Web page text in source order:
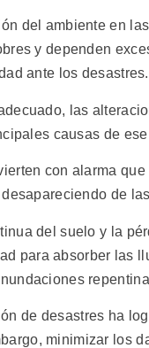
del ambiente en
y dependen
ante los desastres.
las
causas de
con alarma
de
del suelo y la
para absorber las
de desastres ha
minimizar los